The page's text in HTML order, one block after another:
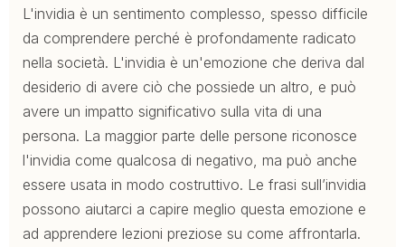
L'invidia è un sentimento complesso, spesso difficile
da comprendere perché è profondamente radicato
nella società. L'invidia è un'emozione che deriva dal
desiderio di avere ciò che possiede un altro, e può
avere un impatto significativo sulla vita di una
persona. La maggior parte delle persone riconosce
l'invidia come qualcosa di negativo, ma può anche
essere usata in modo costruttivo. Le frasi sull’invidia
possono aiutarci a capire meglio questa emozione e
ad apprendere lezioni preziose su come affrontarla.